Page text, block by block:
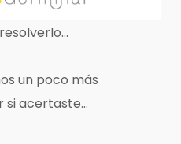
un poco más
si acertaste…